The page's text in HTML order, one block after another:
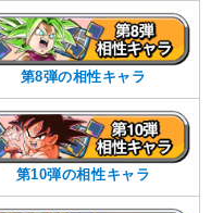
第8弾の相性キャラ
第10弾の相性キャラ